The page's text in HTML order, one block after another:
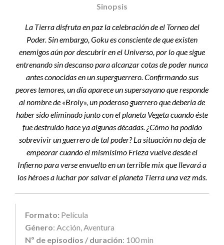
Sinopsis
La Tierra disfruta en paz la celebración de el Torneo del
Poder. Sin embargo, Goku es consciente de que existen
enemigos aún por descubrir en el Universo, por lo que sigue
entrenando sin descanso para alcanzar cotas de poder nunca
antes conocidas en un superguerrero. Confirmando sus
peores temores, un día aparece un supersayano que responde
al nombre de «Broly», un poderoso guerrero que debería de
haber sido eliminado junto con el planeta Vegeta cuando éste
fue destruido hace ya algunas décadas. ¿Cómo ha podido
sobrevivir un guerrero de tal poder? La situación no deja de
empeorar cuando el mismísimo Frieza vuelve desde el
Infierno para verse envuelto en un terrible mix que llevará a
los héroes a luchar por salvar el planeta Tierra una vez más.
Formato: Película
Género: Acción, Aventura
Nº de episodios / duración: 100 min